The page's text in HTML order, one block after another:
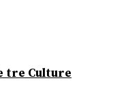
tre Culture